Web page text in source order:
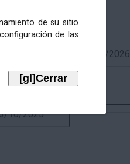
de su sitio
de las
02/09/2026
10/2025